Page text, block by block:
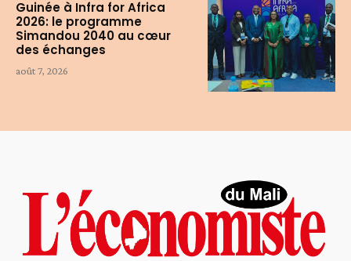
Guinée à Infra for Africa
2026: le programme
Simandou 2040 au cœur
des échanges
août 7, 2026